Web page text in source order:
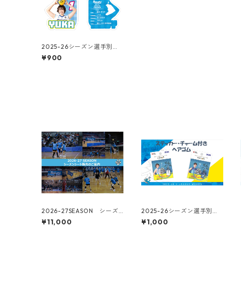
2025-26シーズン選手別ア
クリルキーホルダー
¥900
2026-27SEASON シーズ
ンシート
¥11,000
2025-26シーズン選手別
ステッカー・チャーム付き
ヘアゴム
¥1,000